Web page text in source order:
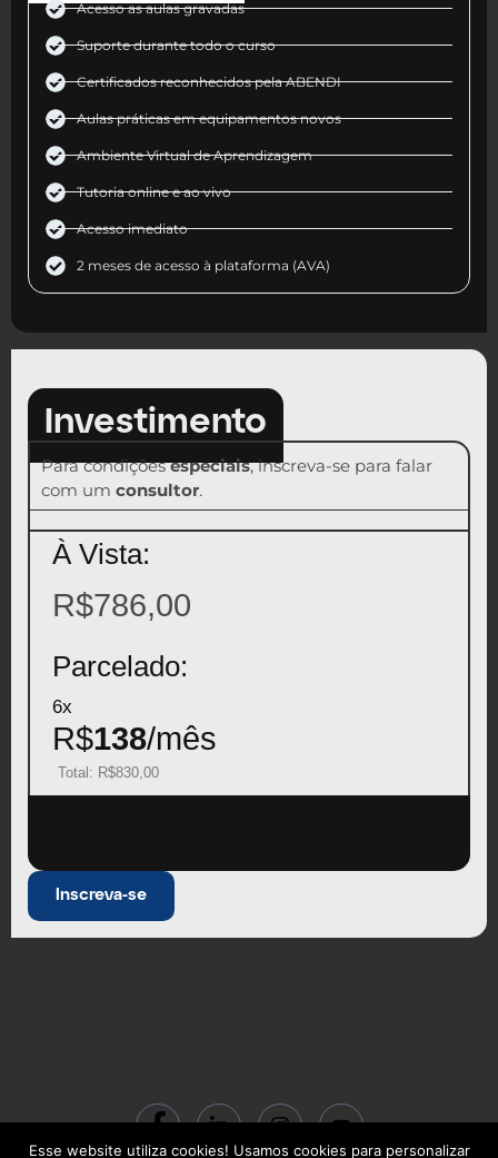
Acesso as aulas gravadas
Suporte durante todo o curso
Certificados reconhecidos pela ABENDI
Aulas práticas em equipamentos novos
Ambiente Virtual de Aprendizagem
Tutoria online e ao vivo
Acesso imediato
2 meses de acesso à plataforma (AVA)
Investimento
Para condiçõesespeciais, inscreva-se para falar
com um consultor.
À Vista:
R$786,00
Parcelado:
6x
R$138/mês
Total: R$830,00
Inscreva-se
Esse website utiliza cookies! Usamos cookies para personalizar